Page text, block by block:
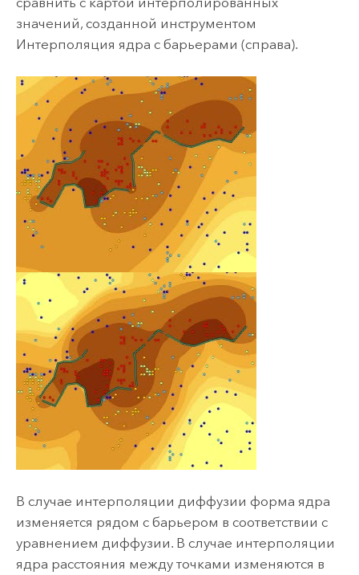
значений, созданной инструментом
Интерполяция ядра с барьерами (справа).
В случае интерполяции диффузии форма ядра
изменяется рядом с барьером в соответствии с
уравнением диффузии. В случае интерполяции
ядра расстояния между точками изменяются в